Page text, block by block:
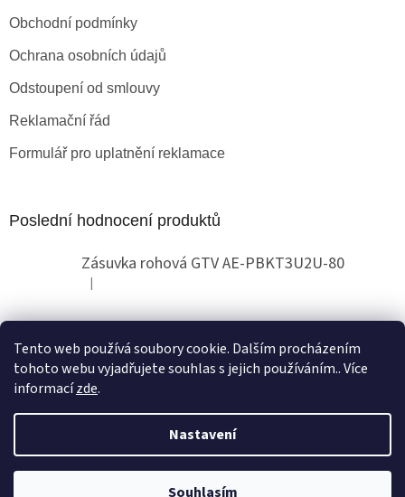
Tento web používá soubory cookie. Dalším procházením
tohoto webu vyjadřujete souhlas s jejich používáním.. Více
informacízde.
Nastavení
Souhlasím
Obchodní podmínky
Ochrana osobních údajů
Odstoupení od smlouvy
Reklamační řád
Formulář pro uplatnění reklamace
Poslední hodnocení produktů
Zásuvka rohová GTV AE-PBKT3U2U-80
Hodnocení produktu je 2 z 5 hvězdiček.
|
Obchodní pokyny
Vytvořil Shoptet
Globallux. Všechna práva vyhrazena.